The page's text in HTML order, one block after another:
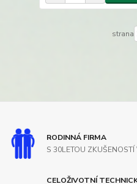
strana
RODINNÁ FIRMA
S 30LETOU ZKUŠENOSTÍ
CELOŽIVOTNÍ